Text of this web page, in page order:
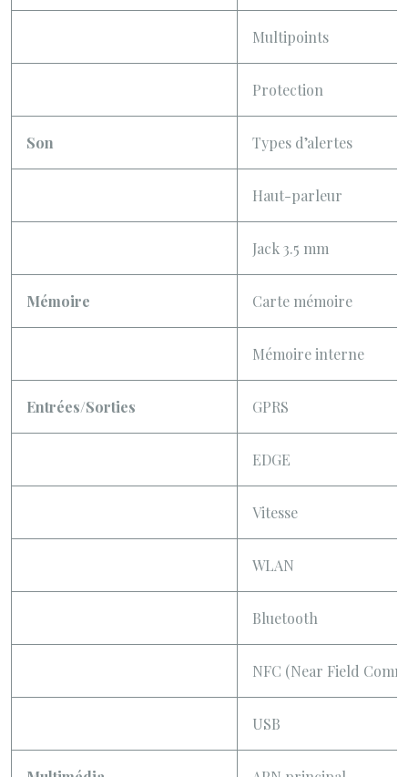
Multipoints
Protection
Son Types d’alertes
Haut-parleur
Jack 3.5 mm
Mémoire Carte mémoire
Mémoire interne
Entrées/Sorties GPRS
EDGE
Vitesse
WLAN
Bluetooth
NFC (Near Field
USB